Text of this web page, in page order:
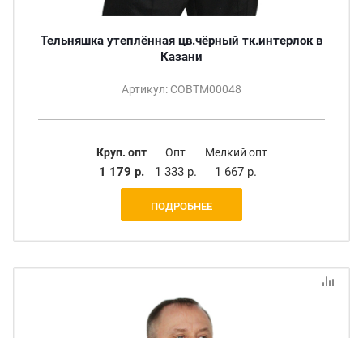
Тельняшка утеплённая цв.чёрный тк.интерлок в
Казани
Артикул: СОВТМ00048
Круп. опт
1 179 р.
Опт
1 333 р.
Мелкий опт
1 667 р.
ПОДРОБНЕЕ